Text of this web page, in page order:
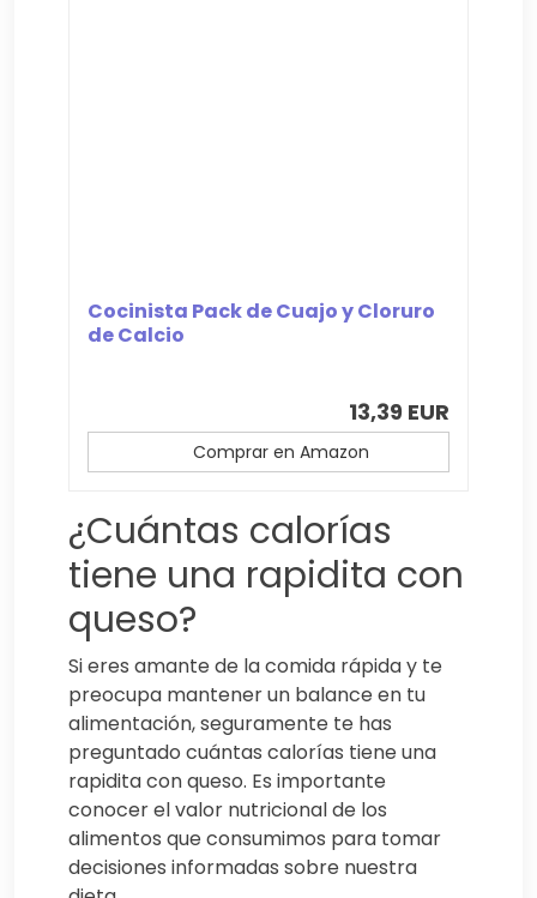
Cocinista Pack de Cuajo y Cloruro
de Calcio
13,39 EUR
Comprar en Amazon
¿Cuántas calorías
tiene una rapidita con
queso?
Si eres amante de la comida rápida y te
preocupa mantener un balance en tu
alimentación, seguramente te has
preguntado cuántas calorías tiene una
rapidita con queso. Es importante
conocer el valor nutricional de los
alimentos que consumimos para tomar
decisiones informadas sobre nuestra